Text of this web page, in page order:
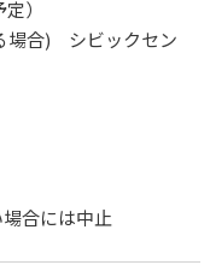
）
場合) シビックセン
合には中止